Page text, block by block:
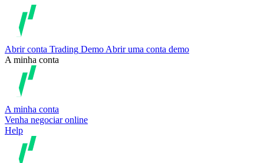
Abrir conta Trading Demo Abrir uma conta demo
A minha conta
A minha conta
Venha negociar online
Help